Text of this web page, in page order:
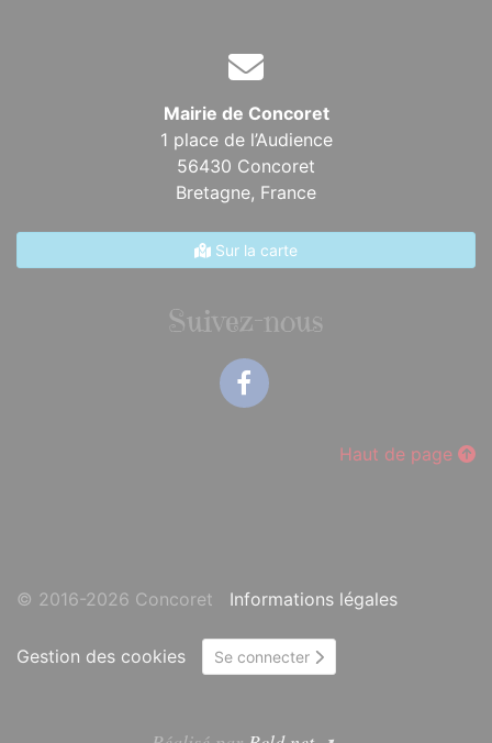
Mairie de Concoret
1 place de l’Audience
56430 Concoret
Bretagne, France
Sur la carte
Suivez-nous
Haut de page
© 2016-2026 Concoret Informations légales
Gestion des cookies Se connecter